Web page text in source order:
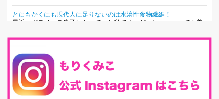
とにもかくにも現代人に足りないのは水溶性食物繊維！
最近、グラノーラ迷子になっていた私です。が、と〜〜〜っても美
腸内環境を整えることは、健康維持の中でいっちばん大事！だと私
は思っています。 ヒトの免...
iHerb特大セール終了間近！みんな何買う？
最近お風呂上がりの炭酸水をシリカシリカにしているんだけど確か